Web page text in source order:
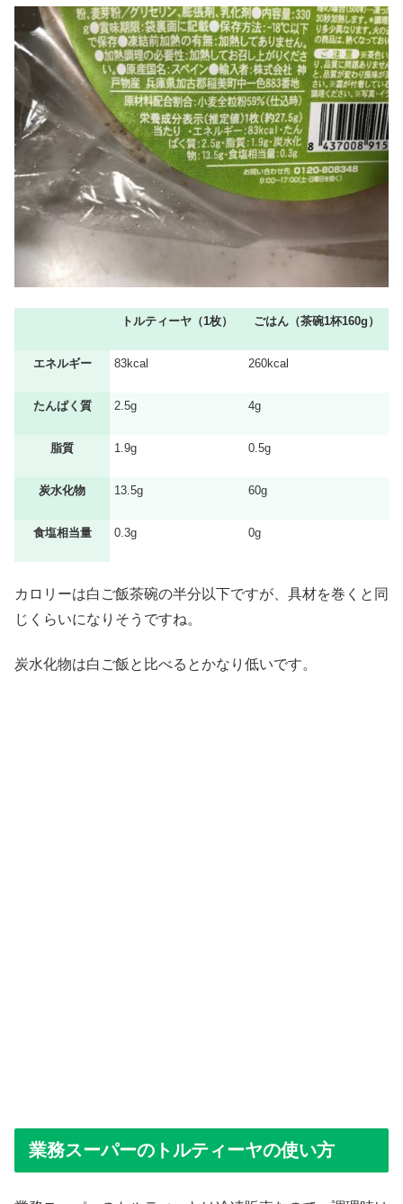
トルティーヤ（1枚） ごはん（茶碗1杯160g）
エネルギー 83kcal 260kcal
たんぱく質 2.5g 4g
脂質 1.9g 0.5g
炭水化物 13.5g 60g
食塩相当量 0.3g 0g
カロリーは白ご飯茶碗の半分以下ですが、具材を巻くと同
じくらいになりそうですね。
炭水化物は白ご飯と比べるとかなり低いです。
業務スーパーのトルティーヤの使い方